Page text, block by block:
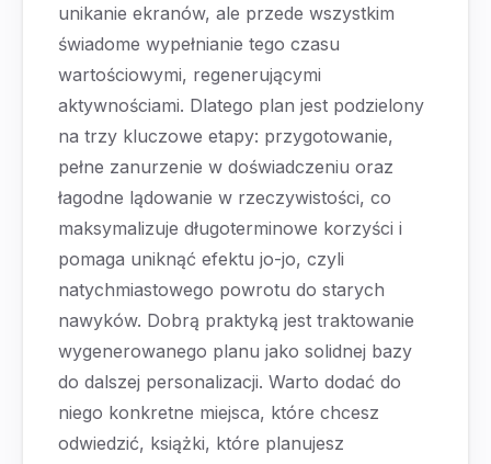
unikanie ekranów, ale przede wszystkim
świadome wypełnianie tego czasu
wartościowymi, regenerującymi
aktywnościami. Dlatego plan jest podzielony
na trzy kluczowe etapy: przygotowanie,
pełne zanurzenie w doświadczeniu oraz
łagodne lądowanie w rzeczywistości, co
maksymalizuje długoterminowe korzyści i
pomaga uniknąć efektu jo-jo, czyli
natychmiastowego powrotu do starych
nawyków. Dobrą praktyką jest traktowanie
wygenerowanego planu jako solidnej bazy
do dalszej personalizacji. Warto dodać do
niego konkretne miejsca, które chcesz
odwiedzić, książki, które planujesz